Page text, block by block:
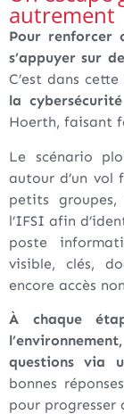
autrement
Pour renforcer
s’appuyer sur
C’est dans cette
la cybersécurité
Hoerth, faisant
Le scénario
autour d’un vol
petits
l’IFSI afin
poste
visible, clés,
encore accès
À chaque
questions via
bonnes
pour progresser